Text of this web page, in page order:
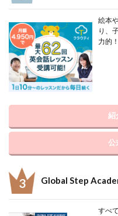
絵本
り、
力的！
紹
公
Global Step
すべ